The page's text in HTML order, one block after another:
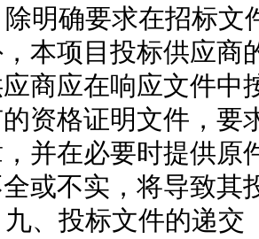
除明确要求在招标文
本项目投标供应商
商应在响应文件中
资格证明文件，要
并在必要时提供原
或不实，将导致其
九、投标文件的递交